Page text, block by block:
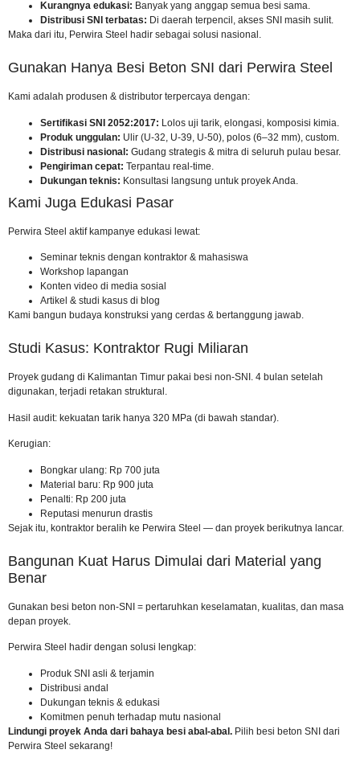
Kurangnya edukasi: Banyak yang anggap semua besi sama.
Distribusi SNI terbatas: Di daerah terpencil, akses SNI masih sulit.
Maka dari itu, Perwira Steel hadir sebagai solusi nasional.
Gunakan Hanya Besi Beton SNI dari Perwira Steel
Kami adalah produsen & distributor terpercaya dengan:
Sertifikasi SNI 2052:2017: Lolos uji tarik, elongasi, komposisi kimia.
Produk unggulan: Ulir (U-32, U-39, U-50), polos (6–32 mm), custom.
Distribusi nasional: Gudang strategis & mitra di seluruh pulau besar.
Pengiriman cepat: Terpantau real-time.
Dukungan teknis: Konsultasi langsung untuk proyek Anda.
Kami Juga Edukasi Pasar
Perwira Steel aktif kampanye edukasi lewat:
Seminar teknis dengan kontraktor & mahasiswa
Workshop lapangan
Konten video di media sosial
Artikel & studi kasus di blog
Kami bangun budaya konstruksi yang cerdas & bertanggung jawab.
Studi Kasus: Kontraktor Rugi Miliaran
Proyek gudang di Kalimantan Timur pakai besi non-SNI. 4 bulan setelah
digunakan, terjadi retakan struktural.
Hasil audit: kekuatan tarik hanya 320 MPa (di bawah standar).
Kerugian:
Bongkar ulang: Rp 700 juta
Material baru: Rp 900 juta
Penalti: Rp 200 juta
Reputasi menurun drastis
Sejak itu, kontraktor beralih ke Perwira Steel — dan proyek berikutnya lancar.
Bangunan Kuat Harus Dimulai dari Material yang
Benar
Gunakan besi beton non-SNI = pertaruhkan keselamatan, kualitas, dan masa
depan proyek.
Perwira Steel hadir dengan solusi lengkap:
Produk SNI asli & terjamin
Distribusi andal
Dukungan teknis & edukasi
Komitmen penuh terhadap mutu nasional
Lindungi proyek Anda dari bahaya besi abal-abal. Pilih besi beton SNI dari
Perwira Steel sekarang!